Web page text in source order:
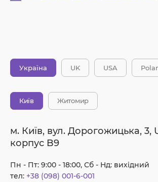
Україна UK USA
Київ Житомир
м. Київ, вул. Дорогожицька, 3,
корпус B9
Пн - Пт: 9:00 - 18:00, Сб - Нд: вихідний
тел: +38 (098) 001-6-001